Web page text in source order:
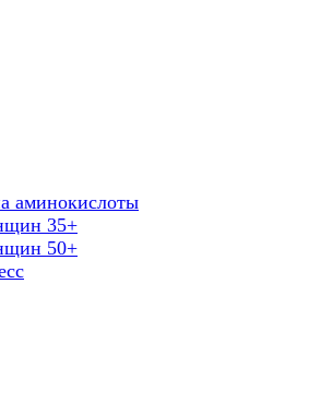
аминокислоты
35+
50+